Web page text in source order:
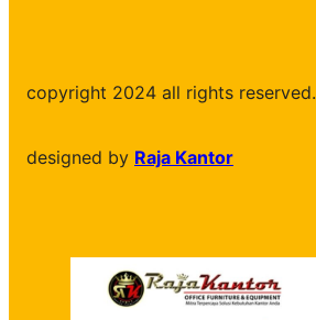
copyright 2024 all rights reserved.
designed by Raja Kantor